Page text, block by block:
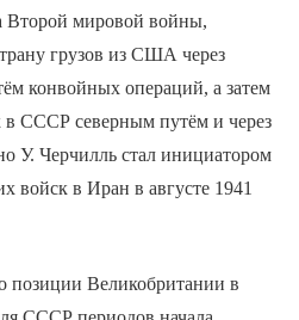
Второй мировой войны,
грузов из США через
конвойных операций, а затем
в СССР северным путём и через
У. Черчилль стал инициатором
войск в Иран в августе 1941
позиции Великобритании в